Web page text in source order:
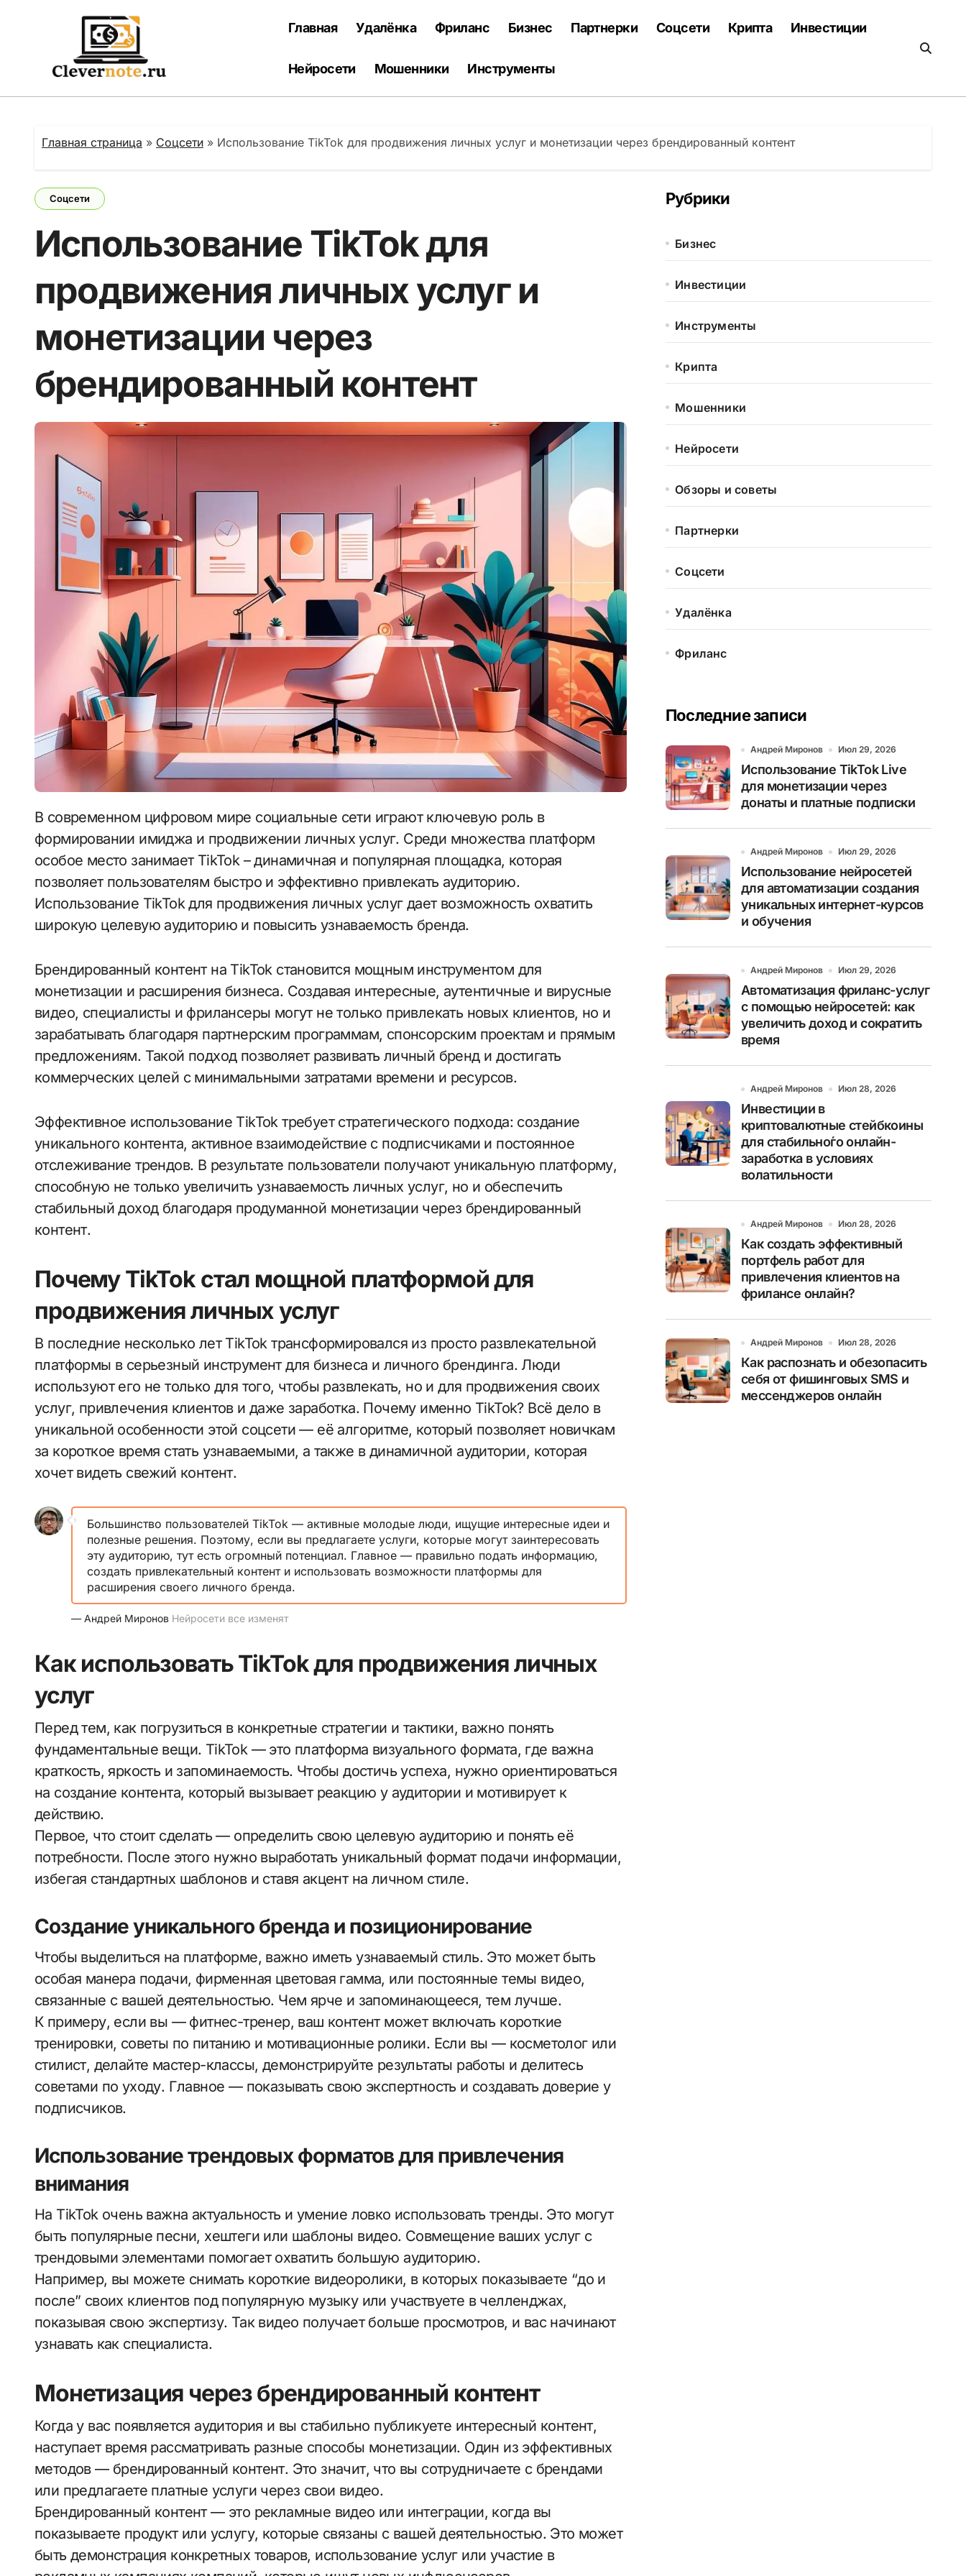
Главная Удалёнка Фриланс Бизнес Партнерки Соцсети Крипта Инвестиции
Нейросети Мошенники Инструменты
Главная страница » Соцсети » Использование TikTok для продвижения личных услуг и монетизации через брендированный контент
Соцсети
Использование TikTok для
продвижения личных услуг и
монетизации через
брендированный контент
В современном цифровом мире социальные сети играют ключевую роль в
формировании имиджа и продвижении личных услуг. Среди множества платформ
особое место занимает TikTok – динамичная и популярная площадка, которая
позволяет пользователям быстро и эффективно привлекать аудиторию.
Использование TikTok для продвижения личных услуг дает возможность охватить
широкую целевую аудиторию и повысить узнаваемость бренда.
Брендированный контент на TikTok становится мощным инструментом для
монетизации и расширения бизнеса. Создавая интересные, аутентичные и вирусные
видео, специалисты и фрилансеры могут не только привлекать новых клиентов, но и
зарабатывать благодаря партнерским программам, спонсорским проектам и прямым
предложениям. Такой подход позволяет развивать личный бренд и достигать
коммерческих целей с минимальными затратами времени и ресурсов.
Эффективное использование TikTok требует стратегического подхода: создание
уникального контента, активное взаимодействие с подписчиками и постоянное
отслеживание трендов. В результате пользователи получают уникальную платформу,
способную не только увеличить узнаваемость личных услуг, но и обеспечить
стабильный доход благодаря продуманной монетизации через брендированный
контент.
Почему TikTok стал мощной платформой для
продвижения личных услуг
В последние несколько лет TikTok трансформировался из просто развлекательной
платформы в серьезный инструмент для бизнеса и личного брендинга. Люди
используют его не только для того, чтобы развлекать, но и для продвижения своих
услуг, привлечения клиентов и даже заработка. Почему именно TikTok? Всё дело в
уникальной особенности этой соцсети — её алгоритме, который позволяет новичкам
за короткое время стать узнаваемыми, а также в динамичной аудитории, которая
хочет видеть свежий контент.
Большинство пользователей TikTok — активные молодые люди, ищущие интересные идеи и
полезные решения. Поэтому, если вы предлагаете услуги, которые могут заинтересовать
эту аудиторию, тут есть огромный потенциал. Главное — правильно подать информацию,
создать привлекательный контент и использовать возможности платформы для
расширения своего личного бренда.
— Андрей Миронов Нейросети все изменят
Как использовать TikTok для продвижения личных
услуг
Перед тем, как погрузиться в конкретные стратегии и тактики, важно понять
фундаментальные вещи. TikTok — это платформа визуального формата, где важна
краткость, яркость и запоминаемость. Чтобы достичь успеха, нужно ориентироваться
на создание контента, который вызывает реакцию у аудитории и мотивирует к
действию.
Первое, что стоит сделать — определить свою целевую аудиторию и понять её
потребности. После этого нужно выработать уникальный формат подачи информации,
избегая стандартных шаблонов и ставя акцент на личном стиле.
Создание уникального бренда и позиционирование
Чтобы выделиться на платформе, важно иметь узнаваемый стиль. Это может быть
особая манера подачи, фирменная цветовая гамма, или постоянные темы видео,
связанные с вашей деятельностью. Чем ярче и запоминающееся, тем лучше.
К примеру, если вы — фитнес-тренер, ваш контент может включать короткие
тренировки, советы по питанию и мотивационные ролики. Если вы — косметолог или
стилист, делайте мастер-классы, демонстрируйте результаты работы и делитесь
советами по уходу. Главное — показывать свою экспертность и создавать доверие у
подписчиков.
Использование трендовых форматов для привлечения
внимания
На TikTok очень важна актуальность и умение ловко использовать тренды. Это могут
быть популярные песни, хештеги или шаблоны видео. Совмещение ваших услуг с
трендовыми элементами помогает охватить большую аудиторию.
Например, вы можете снимать короткие видеоролики, в которых показываете “до и
после” своих клиентов под популярную музыку или участвуете в челленджах,
показывая свою экспертизу. Так видео получает больше просмотров, и вас начинают
узнавать как специалиста.
Монетизация через брендированный контент
Когда у вас появляется аудитория и вы стабильно публикуете интересный контент,
наступает время рассматривать разные способы монетизации. Один из эффективных
методов — брендированный контент. Это значит, что вы сотрудничаете с брендами
или предлагаете платные услуги через свои видео.
Брендированный контент — это рекламные видео или интеграции, когда вы
показываете продукт или услугу, которые связаны с вашей деятельностью. Это может
быть демонстрация конкретных товаров, использование услуг или участие в
Рубрики
Бизнес
Инвестиции
Инструменты
Крипта
Мошенники
Нейросети
Обзоры и советы
Партнерки
Соцсети
Удалёнка
Фриланс
Последние записи
Андрей Миронов Июл 29, 2026
Использование TikTok Live
для монетизации через
донаты и платные подписки
Андрей Миронов Июл 29, 2026
Использование нейросетей
для автоматизации создания
уникальных интернет-курсов
и обучения
Андрей Миронов Июл 29, 2026
Автоматизация фриланс-услуг
с помощью нейросетей: как
увеличить доход и сократить
время
Андрей Миронов Июл 28, 2026
Инвестиции в
криптовалютные стейбкоины
для стабильно́го онлайн-
заработка в условиях
волатильности
Андрей Миронов Июл 28, 2026
Как создать эффективный
портфель работ для
привлечения клиентов на
фрилансе онлайн?
Андрей Миронов Июл 28, 2026
Как распознать и обезопасить
себя от фишинговых SMS и
мессенджеров онлайн